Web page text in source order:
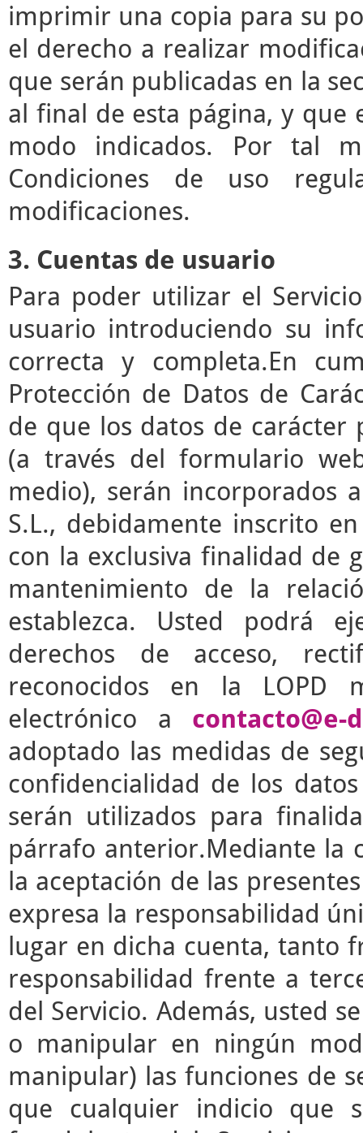
imprimir una copia para su
el derecho a realizar
que serán publicadas en la
al final de esta página, y que
modo indicados. Por tal
Condiciones de uso
modificaciones.
3. Cuentas de usuario
Para poder utilizar el
usuario introduciendo su
correcta y completa.En
Protección de Datos de
de que los datos de carácter
(a través del formulario
medio), serán incorporados
S.L., debidamente inscrito
con la exclusiva finalidad de
mantenimiento de la
establezca. Usted podrá
derechos de acceso,
reconocidos en la LOPD
electrónico a contacto@e-
adoptado las medidas de
confidencialidad de los
serán utilizados para
párrafo anterior.Mediante la
la aceptación de las
expresa la responsabilidad
lugar en dicha cuenta, tanto
responsabilidad frente a
del Servicio. Además, usted
o manipular en ningún
manipular) las funciones de
que cualquier indicio que